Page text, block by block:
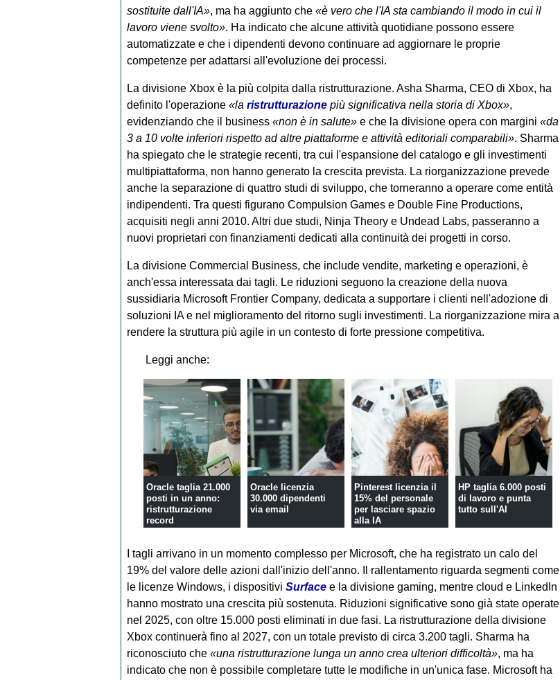
sostituite dall'IA», ma ha aggiunto che «è vero che l'IA sta cambiando il modo in cui il
lavoro viene svolto». Ha indicato che alcune attività quotidiane possono essere
automatizzate e che i dipendenti devono continuare ad aggiornare le proprie
competenze per adattarsi all'evoluzione dei processi.
La divisione Xbox è la più colpita dalla ristrutturazione. Asha Sharma, CEO di Xbox, ha
definito l'operazione «la ristrutturazionepiù significativa nella storia di Xbox»,
evidenziando che il business «non è in salute»e che la divisione opera con margini «da
3 a 10 volte inferiori rispetto ad altre piattaforme e attività editoriali comparabili». Sharma
ha spiegato che le strategie recenti, tra cui l'espansione del catalogo e gli investimenti
multipiattaforma, non hanno generato la crescita prevista. La riorganizzazione prevede
anche la separazione di quattro studi di sviluppo, che torneranno a operare come entità
indipendenti. Tra questi figurano Compulsion Games e Double Fine Productions,
acquisiti negli anni 2010. Altri due studi, Ninja Theory e Undead Labs, passeranno a
nuovi proprietari con finanziamenti dedicati alla continuità dei progetti in corso.
La divisione Commercial Business, che include vendite, marketing e operazioni, è
anch'essa interessata dai tagli. Le riduzioni seguono la creazione della nuova
sussidiaria Microsoft Frontier Company, dedicata a supportare i clienti nell'adozione di
soluzioni IA e nel miglioramento del ritorno sugli investimenti. La riorganizzazione mira a
rendere la struttura più agile in un contesto di forte pressione competitiva.
Leggi anche:
Oracle taglia 21.000
posti in un anno:
ristrutturazione
record
Oracle licenzia
30.000 dipendenti
via email
Pinterest licenzia il
15% del personale
per lasciare spazio
alla IA
HP taglia 6.000 posti
di lavoro e punta
tutto sull'AI
I tagli arrivano in un momento complesso per Microsoft, che ha registrato un calo del
19% del valore delle azioni dall'inizio dell'anno. Il rallentamento riguarda segmenti come
le licenze Windows, i dispositivi Surfacee la divisione gaming, mentre cloud e LinkedIn
hanno mostrato una crescita più sostenuta. Riduzioni significative sono già state operate
nel 2025, con oltre 15.000 posti eliminati in due fasi. La ristrutturazione della divisione
Xbox continuerà fino al 2027, con un totale previsto di circa 3.200 tagli. Sharma ha
riconosciuto che «una ristrutturazione lunga un anno crea ulteriori difficoltà», ma ha
indicato che non è possibile completare tutte le modifiche in un'unica fase. Microsoft ha